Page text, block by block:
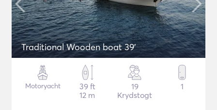
Traditional Wooden boat 39'
Motoryacht
39 ft
12 m
19
Krydstogt
1